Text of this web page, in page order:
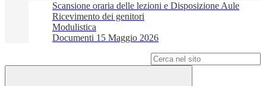
Scansione oraria delle lezioni e Disposizione Aule
Ricevimento dei genitori
Modulistica
Documenti 15 Maggio 2026